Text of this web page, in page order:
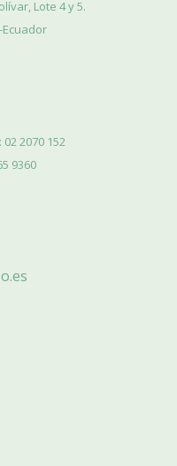
Lote 4 y 5.
2070 152
9360